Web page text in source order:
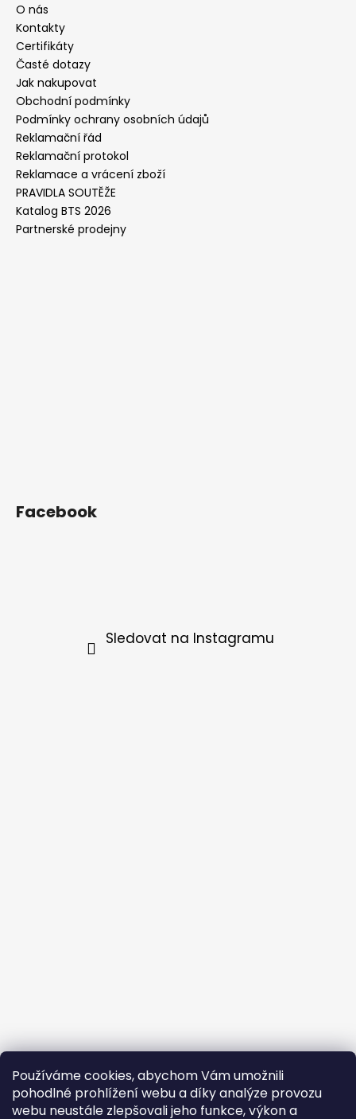
Používáme cookies, abychom Vám umožnili
pohodlné prohlížení webu a díky analýze provozu
webu neustále zlepšovali jeho funkce, výkon a
O nás
Kontakty
Certifikáty
Časté dotazy
Jak nakupovat
Obchodní podmínky
Podmínky ochrany osobních údajů
Reklamační řád
Reklamační protokol
Reklamace a vrácení zboží
PRAVIDLA SOUTĚŽE
Katalog BTS 2026
Partnerské prodejny
Facebook
Sledovat na Instagramu